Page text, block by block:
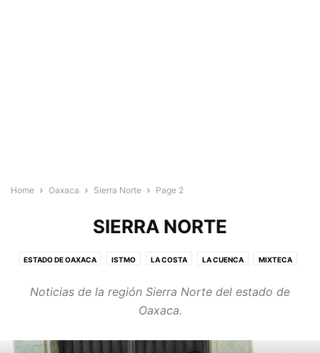
Home Oaxaca Sierra Norte Page 2
SIERRA NORTE
ESTADO DE OAXACA ISTMO LA COSTA LA CUENCA MIXTECA
Noticias de la región Sierra Norte del estado de
Oaxaca.